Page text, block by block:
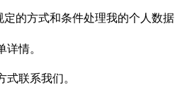
定的方式和条件处理我的个人数据
情。
联系我们。